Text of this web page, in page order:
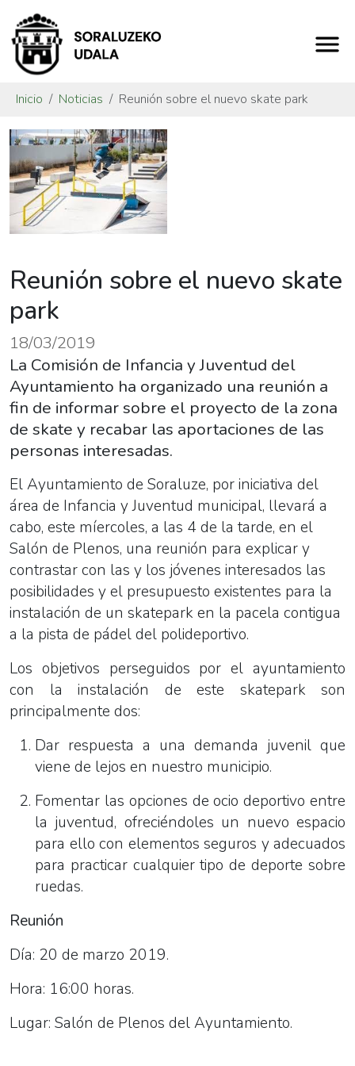
Inicio Noticias Reunión sobre el nuevo skate park
Reunión sobre el nuevo skate
park
18/03/2019
La Comisión de Infancia y Juventud del
Ayuntamiento ha organizado una reunión a
fin de informar sobre el proyecto de la zona
de skate y recabar las aportaciones de las
personas interesadas.
El Ayuntamiento de Soraluze, por iniciativa del
área de Infancia y Juventud municipal, llevará a
cabo, este míercoles, a las 4 de la tarde, en el
Salón de Plenos, una reunión para explicar y
contrastar con las y los jóvenes interesados las
posibilidades y el presupuesto existentes para la
instalación de un skatepark en la pacela contigua
a la pista de pádel del polideportivo.
Los objetivos perseguidos por el ayuntamiento
con la instalación de este skatepark son
principalmente dos:
Dar respuesta a una demanda juvenil que
viene de lejos en nuestro municipio.
Fomentar las opciones de ocio deportivo entre
la juventud, ofreciéndoles un nuevo espacio
para ello con elementos seguros y adecuados
para practicar cualquier tipo de deporte sobre
ruedas.
Reunión
Día: 20 de marzo 2019.
Hora: 16:00 horas.
Lugar: Salón de Plenos del Ayuntamiento.